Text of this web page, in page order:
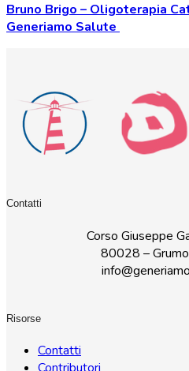
Bruno Brigo – Oligoterapia
Generiamo Salute
Contatti
Corso Giuseppe
80028 –
Risorse
Contatti